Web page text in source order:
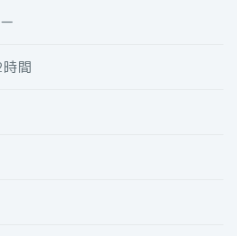
間